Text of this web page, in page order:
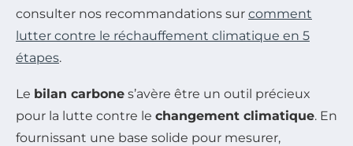
consulter nos recommandations sur comment
lutter contre le réchauffement climatique en 5
étapes.
Le bilan carbone s’avère être un outil précieux
pour la lutte contre le changement climatique. En
fournissant une base solide pour mesurer,